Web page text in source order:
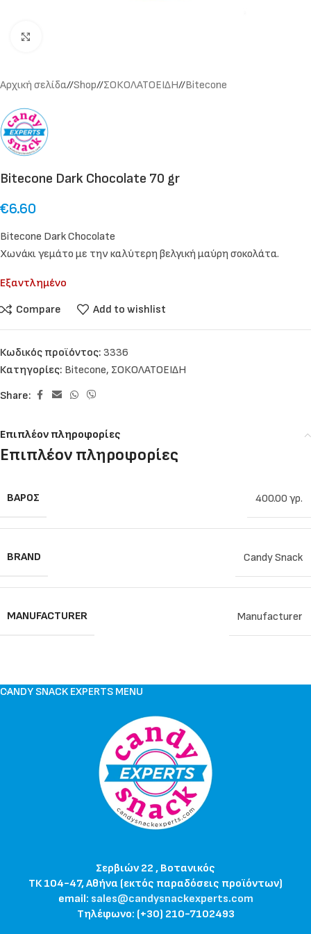
Αρχική σελίδα/ Shop/ ΣΟΚΟΛΑΤΟΕΙΔΗ/ Bitecone
Bitecone Dark Chocolate 70 gr
€6.60
Bitecone Dark Chocolate
Χωνάκι γεμάτο με την καλύτερη βελγική μαύρη σοκολάτα.
Εξαντλημένο
Compare
Add to wishlist
Κωδικός προϊόντος: 3336
Κατηγορίες: Bitecone, ΣΟΚΟΛΑΤΟΕΙΔΗ
Share:
Επιπλέον πληροφορίες
Επιπλέον πληροφορίες
ΒΆΡΟΣ 400.00 γρ.
BRAND Candy Snack
MANUFACTURER Manufacturer
CANDY SNACK EXPERTS MENU
Σερβιών 22 , Βοτανικός
ΤΚ 104-47, Αθήνα (εκτός παραδόσεις προϊόντων)
email: sales@candysnackexperts.com
Τηλέφωνο: (+30) 210-7102493